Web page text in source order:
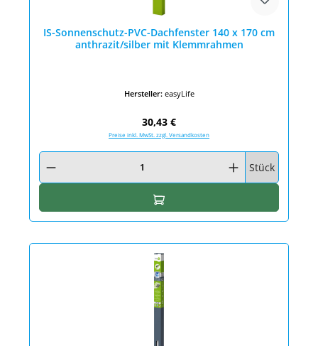
IS-Sonnenschutz-PVC-Dachfenster 140 x 170 cm
anthrazit/silber mit Klemmrahmen
Hersteller: easyLife
Regulärer Preis:
30,43 €
Preise inkl. MwSt. zzgl. Versandkosten
Produkt Anzahl: Gib den gewünschten Wert ein oder benutze die
Stück
In den Warenkorb